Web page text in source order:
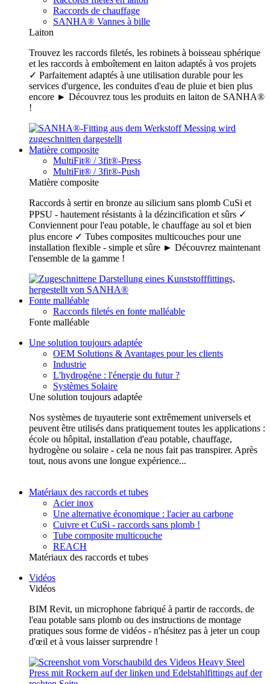
Raccords de chauffage
SANHA® Vannes à bille
Laiton
Trouvez les raccords filetés, les robinets à boisseau sphérique
et les raccords à emboîtement en laiton adaptés à vos projets
✓ Parfaitement adaptés à une utilisation durable pour les
services d'urgence, les conduites d'eau de pluie et bien plus
encore ► Découvrez tous les produits en laiton de SANHA®
!
Matière composite
MultiFit® / 3fit®-Press
MultiFit® / 3fit®-Push
Matière composite
Raccords à sertir en bronze au silicium sans plomb CuSi et
PPSU - hautement résistants à la dézincification et sûrs ✓
Conviennent pour l'eau potable, le chauffage au sol et bien
plus encore ✓ Tubes composites multicouches pour une
installation flexible - simple et sûre ► Découvrez maintenant
l'ensemble de la gamme !
Fonte malléable
Raccords filetés en fonte malléable
Fonte malléable
Une solution toujours adaptée
OEM Solutions & Avantages pour les clients
Industrie
L'hydrogène : l'énergie du futur ?
Systèmes Solaire
Une solution toujours adaptée
Nos systèmes de tuyauterie sont extrêmement universels et
peuvent être utilisés dans pratiquement toutes les applications :
école ou hôpital, installation d'eau potable, chauffage,
hydrogène ou solaire - cela ne nous fait pas transpirer. Après
tout, nous avons une longue expérience...
Matériaux des raccords et tubes
Acier inox
Une alternative économique : l'acier au carbone
Cuivre et CuSi - raccords sans plomb !
Tube composite multicouche
REACH
Matériaux des raccords et tubes
Vidéos
Vidéos
BIM Revit, un microphone fabriqué à partir de raccords, de
l'eau potable sans plomb ou des instructions de montage
pratiques sous forme de vidéos - n'hésitez pas à jeter un coup
d'œil et à vous laisser surprendre !